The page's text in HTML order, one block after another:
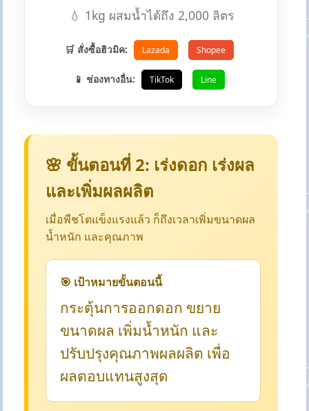
💧 1kg ผสมน้ำได้ถึง 2,000 ลิตร
🛒 สั่งซื้อฮิวมิค: Lazada Shopee
📱 ช่องทางอื่น: TikTok Line
🌸 ขั้นตอนที่ 2: เร่งดอก เร่งผล
และเพิ่มผลผลิต
เมื่อพืชโตแข็งแรงแล้ว ก็ถึงเวลาเพิ่มขนาดผล
น้ำหนัก และคุณภาพ
🎯 เป้าหมายขั้นตอนนี้
กระตุ้นการออกดอก ขยาย
ขนาดผล เพิ่มน้ำหนัก และ
ปรับปรุงคุณภาพผลผลิต เพื่อ
ผลตอบแทนสูงสุด